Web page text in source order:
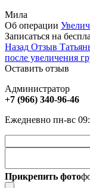
Мила
Об операции
Записаться на
Назад Отзыв
после увеличения
Оставить отзыв
Администратор
+7 (966) 340-96-46
Ежедневно пн-вс
Прикрепить фото